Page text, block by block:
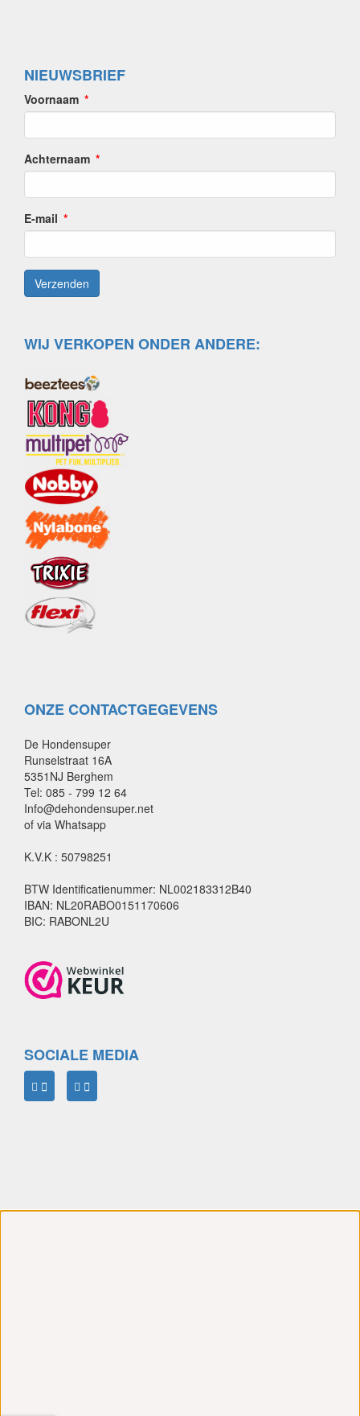
NIEUWSBRIEF
Voornaam
Achternaam
E-mail
WIJ VERKOPEN ONDER ANDERE:
ONZE CONTACTGEGEVENS
De Hondensuper
Runselstraat 16A
5351NJ Berghem
Tel: 085 - 799 12 64
Info@dehondensuper.net
of via Whatsapp
K.V.K : 50798251
BTW Identificatienummer: NL002183312B40
IBAN: NL20RABO0151170606
BIC: RABONL2U
SOCIALE MEDIA